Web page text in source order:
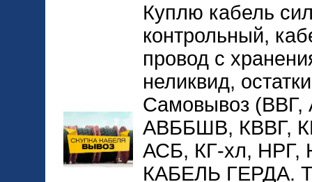
Куплю кабель
контрольный,
провод с
неликвид,
Самовывоз
АВББШВ, КВВГ,
АСБ, КГ-хл,
КАБЕЛЬ ГЕРДА.